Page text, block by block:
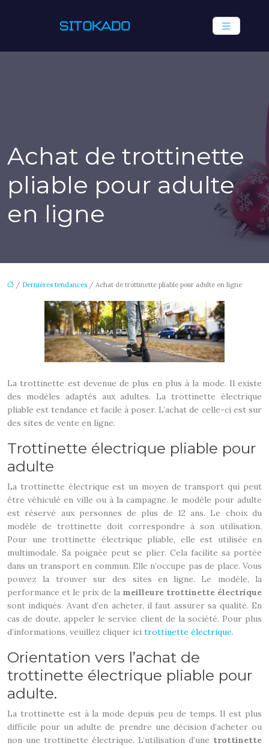
Achat de trottinette
pliable pour adulte
en ligne
/ Dernières tendances / Achat de trottinette pliable pour adulte en ligne
La trottinette est devenue de plus en plus à la mode. Il existe
des modèles adaptés aux adultes. La trottinette électrique
pliable est tendance et facile à poser. L’achat de celle-ci est sur
des sites de vente en ligne.
Trottinette électrique pliable pour
adulte
La trottinette électrique est un moyen de transport qui peut
être véhiculé en ville ou à la campagne. le modèle pour adulte
est réservé aux personnes de plus de 12 ans. Le choix du
modèle de trottinette doit correspondre à son utilisation.
Pour une trottinette électrique pliable, elle est utilisée en
multimodale. Sa poignée peut se plier. Cela facilite sa portée
dans un transport en commun. Elle n’occupe pas de place. Vous
pouvez la trouver sur des sites en ligne. Le modèle, la
performance et le prix de lameilleure trottinette électrique
sont indiqués. Avant d’en acheter, il faut assurer sa qualité. En
cas de doute, appeler le service client de la société. Pour plus
d’informations, veuillez cliquer ici trottinette électrique.
Orientation vers l’achat de
trottinette électrique pliable pour
adulte.
La trottinette est à la mode depuis peu de temps. Il est plus
difficile pour un adulte de prendre une décision d’acheter ou
non une trottinette électrique. L’utilisation d’une trottinette